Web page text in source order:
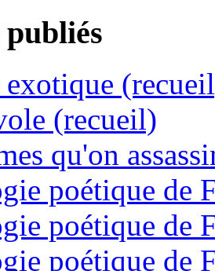
(recueil)
qu'on
poétique de
poétique de
poétique de